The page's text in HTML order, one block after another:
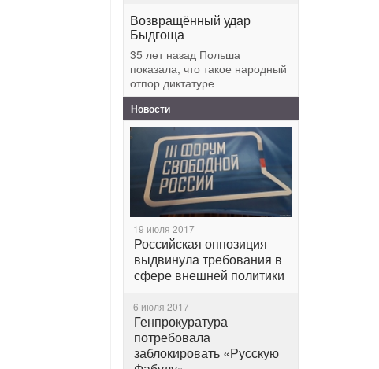
Возвращённый удар
Быдгоща
35 лет назад Польша
показала, что такое народный
отпор диктатуре
Новости
19 июля 2017
Российская оппозиция
выдвинула требования в
сфере внешней политики
6 июля 2017
Генпрокуратура
потребовала
заблокировать «Русскую